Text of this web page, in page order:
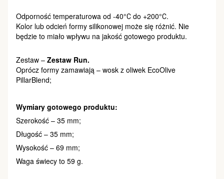
Odporność temperaturowa od -40°С do +200°С.
Kolor lub odcień formy silikonowej może się różnić. Nie
będzie to miało wpływu na jakość gotowego produktu.
Zestaw – Zestaw Run.
Oprócz formy zamawiają – wosk z oliwek EcoOlive
PillarBlend;
Wymiary gotowego produktu:
Szerokość – 35 mm;
Długość – 35 mm;
Wysokość – 69 mm;
Waga świecy to 59 g.